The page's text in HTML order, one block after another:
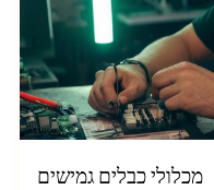
מכלולי כבלים גמישים